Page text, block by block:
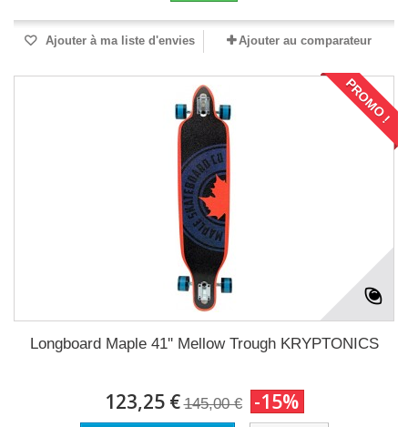
Ajouter à ma liste d'envies Ajouter au comparateur
PROMO !
Longboard Maple 41'' Mellow Trough KRYPTONICS
123,25 € 145,00 € -15%